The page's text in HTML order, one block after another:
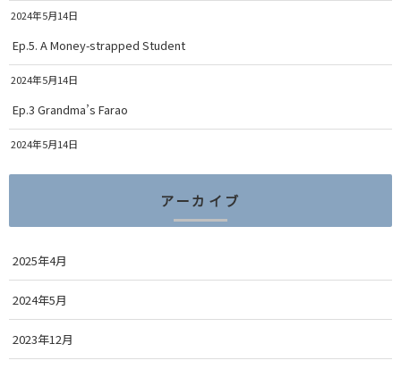
2024年5月14日
Ep.5. A Money-strapped Student
2024年5月14日
Ep.3 Grandma’s Farao
2024年5月14日
アーカイブ
2025年4月
2024年5月
2023年12月